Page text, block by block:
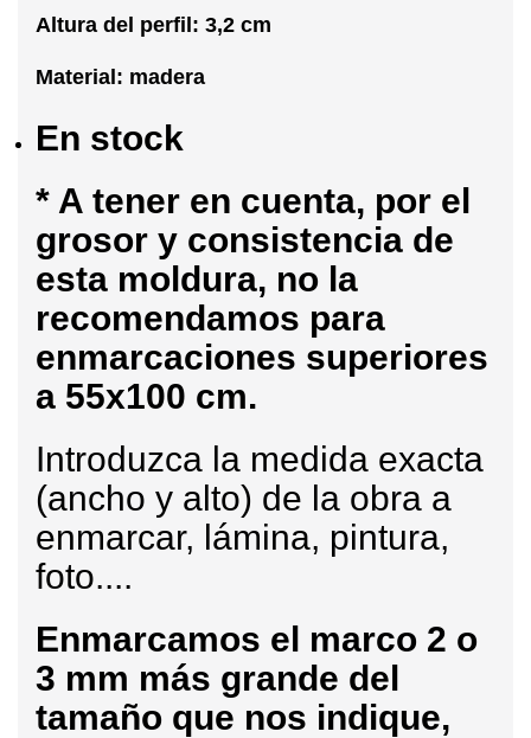
Altura del perfil: 3,2 cm
Material: madera
En stock
* A tener en cuenta, por el
grosor y consistencia de
esta moldura, no la
recomendamos para
enmarcaciones superiores
a 55x100 cm.
Introduzca la medida exacta
(ancho y alto) de la obra a
enmarcar, lámina, pintura,
foto....
Enmarcamos el marco 2 o
3 mm más grande del
tamaño que nos indique,